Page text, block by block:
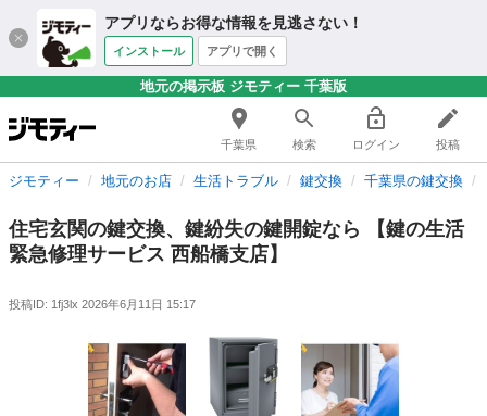
アプリならお得な情報を見逃さない！
インストール アプリで開く
地元の掲示板 ジモティー 千葉版
千葉県 検索 ログイン 投稿
ジモティー 地元のお店 生活トラブル 鍵交換 千葉県の鍵交換
住宅玄関の鍵交換、鍵紛失の鍵開錠なら 【鍵の生活
緊急修理サービス 西船橋支店】
投稿ID: 1fj3lx 2026年6月11日 15:17